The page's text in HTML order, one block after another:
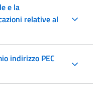
e la
relative al
indirizzo PEC